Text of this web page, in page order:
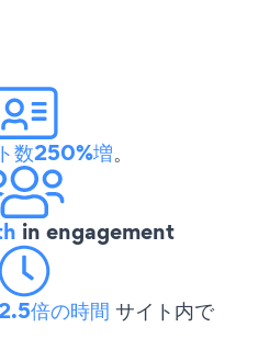
数250%増。
in engagement
倍の時間 サイト内で